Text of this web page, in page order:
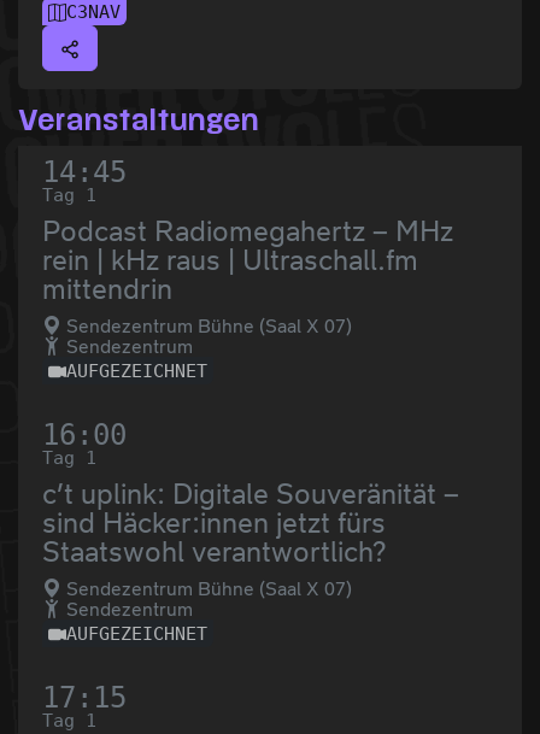
C3NAV
Veranstaltungen
14:45
Tag 1
Podcast Radiomegahertz – MHz
rein | kHz raus | Ultraschall.fm
mittendrin
Sendezentrum Bühne (Saal X 07)
Sendezentrum
AUFGEZEICHNET
16:00
Tag 1
c’t uplink: Digitale Souveränität –
sind Häcker:innen jetzt fürs
Staatswohl verantwortlich?
Sendezentrum Bühne (Saal X 07)
Sendezentrum
AUFGEZEICHNET
17:15
Tag 1